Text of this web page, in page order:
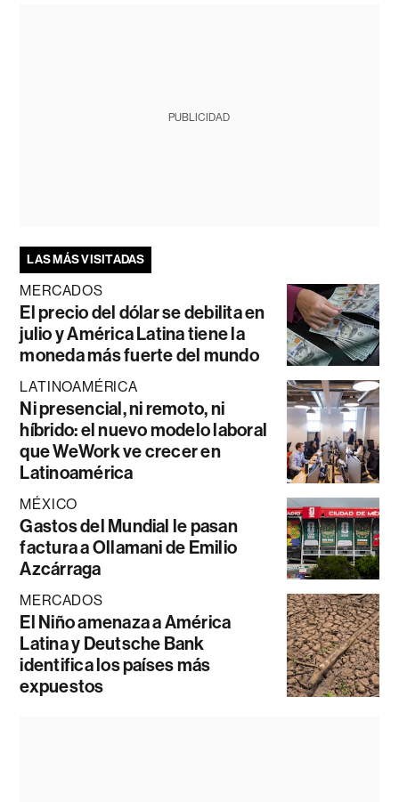
PUBLICIDAD
LAS MÁS VISITADAS
MERCADOS
El precio del dólar se debilita en
julio y América Latina tiene la
moneda más fuerte del mundo
LATINOAMÉRICA
Ni presencial, ni remoto, ni
híbrido: el nuevo modelo laboral
que WeWork ve crecer en
Latinoamérica
MÉXICO
Gastos del Mundial le pasan
factura a Ollamani de Emilio
Azcárraga
MERCADOS
El Niño amenaza a América
Latina y Deutsche Bank
identifica los países más
expuestos